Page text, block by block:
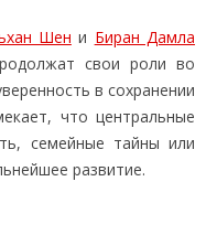
Шен и Биран Дамла
свои роли во
в сохранении
что центральные
семейные тайны или
развитие.